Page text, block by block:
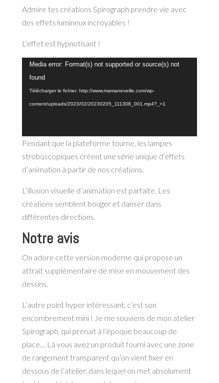
Admire tes créations Spirograph prendre vie avec
des effets lumineux incroyables !
L’effet est hypnotisant !
Lecteur
vidéo
Media error: Format(s) not supported or source(s) not
found
Télécharger le fichier: http://www.mamaneveille.com/wp-
content/uploads/2023/02/20230205_111308_001.mp4?_=1
Pendant que la plateforme tourne, les lampes
stroboscopiques créent une série unique d’effets
d’animation à partir de nos créations.
L’illusion visuelle d’animation est parfaite. Les
créations semblent bouger et danser dans
différentes directions.
Notre avis
On adore cette version moderne qui propose un
attrait supplémentaire de mise en mouvement des
dessins.
L’autre point hyper intéressant, c’est son
encombrement mini ! Je me souviens de mon atelier
Spirograph, qui prenait à l’époque beaucoup de
place… Là vous avez un produit fourni avec une zone
de rangement transparent qu’on vient fixer en
dessous de l’atelier, dans lequel on met absolument